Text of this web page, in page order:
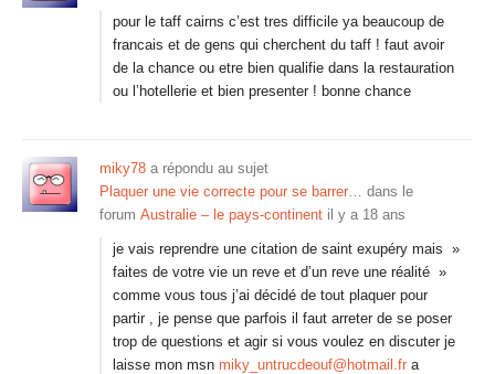
pour le taff cairns c’est tres difficile ya beaucoup de
francais et de gens qui cherchent du taff ! faut avoir
de la chance ou etre bien qualifie dans la restauration
ou l’hotellerie et bien presenter ! bonne chance
miky78 a répondu au sujet
Plaquer une vie correcte pour se barrer… dans le
forum Australie – le pays-continent il y a 18 ans
je vais reprendre une citation de saint exupéry mais »
faites de votre vie un reve et d’un reve une réalité »
comme vous tous j’ai décidé de tout plaquer pour
partir , je pense que parfois il faut arreter de se poser
trop de questions et agir si vous voulez en discuter je
laisse mon msn miky_untrucdeouf@hotmail.fr a